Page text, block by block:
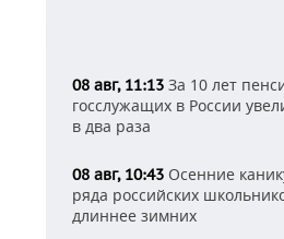
08 авг, 11:13 За 10 лет
госслужащих в России
в два раза
08 авг, 10:43 Осенние
ряда российских
длиннее зимних